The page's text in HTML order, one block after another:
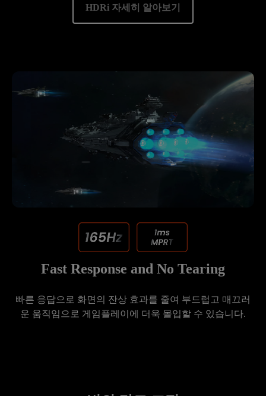
HDRi 자세히 알아보기
Fast Response and No Tearing
빠른 응답으로 화면의 잔상 효과를 줄여 부드럽고 매끄러